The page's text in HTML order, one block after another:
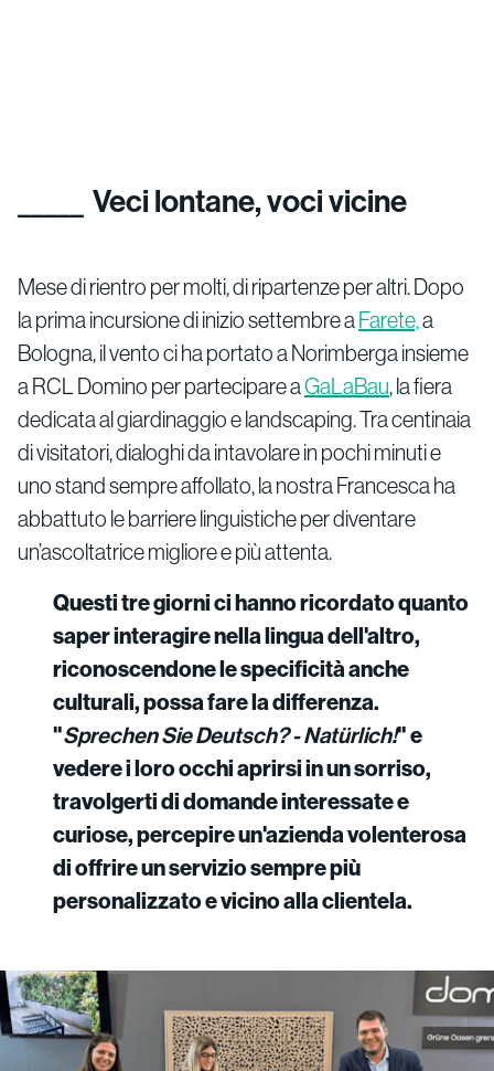
Veci lontane, voci vicine
Mese di rientro per molti, di ripartenze per altri. Dopo
la prima incursione di inizio settembre aFarete,a
Bologna, il vento ci ha portato a Norimberga insieme
a RCL Domino per partecipare aGaLaBau, la fiera
dedicata al giardinaggio e landscaping. Tra centinaia
di visitatori, dialoghi da intavolare in pochi minuti e
uno stand sempre affollato, la nostra Francesca ha
abbattuto le barriere linguistiche per diventare
un’ascoltatrice migliore e più attenta.
Questi tre giorni ci hanno ricordato quanto
saper interagire nella lingua dell'altro,
riconoscendone le specificità anche
culturali, possa fare la differenza.
"Sprechen Sie Deutsch? - Natürlich!" e
vedere i loro occhi aprirsi in un sorriso,
travolgerti di domande interessate e
curiose, percepire un'azienda volenterosa
di offrire un servizio sempre più
personalizzato e vicino alla clientela.